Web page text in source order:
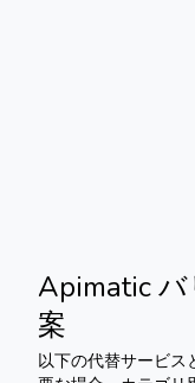
Apimatic バ
案
以下の代替サービス